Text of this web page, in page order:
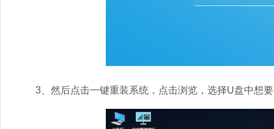
3、然后点击一键重装系统，点击浏览，选择U盘中想要